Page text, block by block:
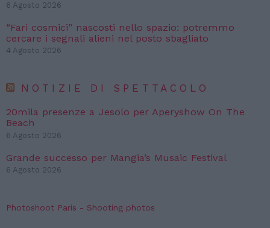
6 Agosto 2026
“Fari cosmici” nascosti nello spazio: potremmo
cercare i segnali alieni nel posto sbagliato
4 Agosto 2026
NOTIZIE DI SPETTACOLO
20mila presenze a Jesolo per Aperyshow On The
Beach
6 Agosto 2026
Grande successo per Mangia’s Musaic Festival
6 Agosto 2026
Photoshoot Paris - Shooting photos